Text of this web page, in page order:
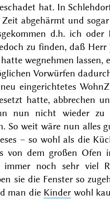
hat. In
abgehärmt und
d.h. ich
zu finden, daß Herr
wegnehmen lassen,
Vorwürfen
eingerichtetes
hatte, abbrechen
nun nicht wieder zu
So weit wäre nun alles
– so wohl als die
von dem großen Ofen
noch sehr viel
sie die Fenster so
man die Kinder wohl